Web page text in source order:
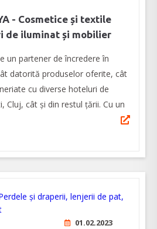
- Cosmetice și textile
de iluminat și mobilier
un partener de încredere în
datorită produselor oferite, cât
cu diverse hoteluri de
Cluj, cât și din restul țării. Cu un
01.02.2023